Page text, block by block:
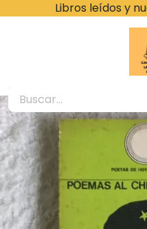
Libros leídos y